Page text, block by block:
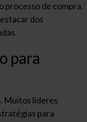
processo de compra.
dos
para
Muitos líderes
para